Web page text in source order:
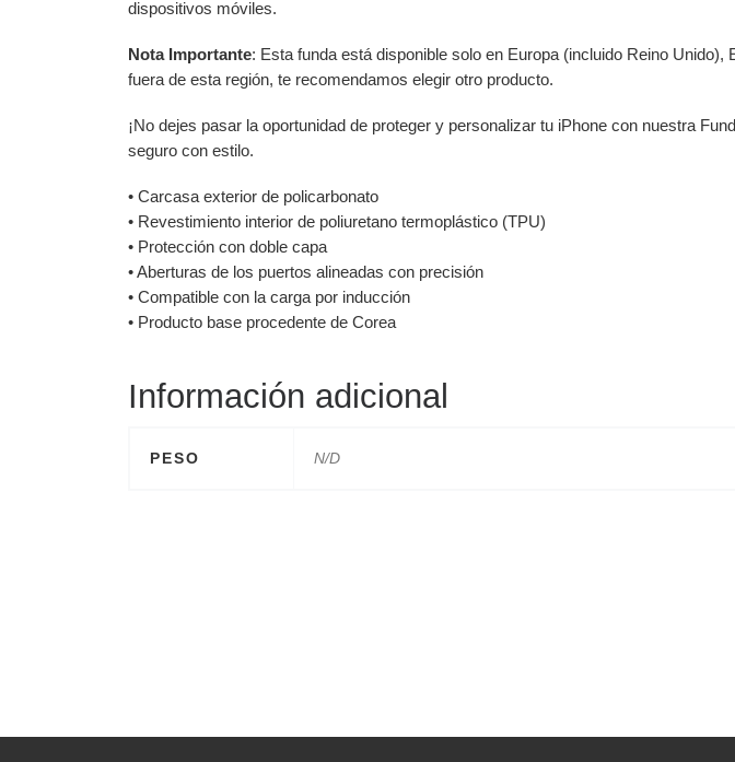
dispositivos móviles.
Nota Importante: Esta funda está disponible solo en Europa (incluido Reino
fuera de esta región, te recomendamos elegir otro producto.
¡No dejes pasar la oportunidad de proteger y personalizar tu iPhone con nuestra
seguro con estilo.
• Carcasa exterior de policarbonato
• Revestimiento interior de poliuretano termoplástico (TPU)
• Protección con doble capa
• Aberturas de los puertos alineadas con precisión
• Compatible con la carga por inducción
• Producto base procedente de Corea
Información adicional
PESO N/D